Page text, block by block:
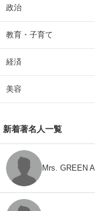
政治
教育・子育て
経済
美容
新着著名人一覧
Mrs. GREEN